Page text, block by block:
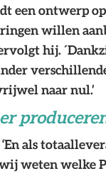
een ontwerp op
willen
hij.
naar nul.’
als
weten welke